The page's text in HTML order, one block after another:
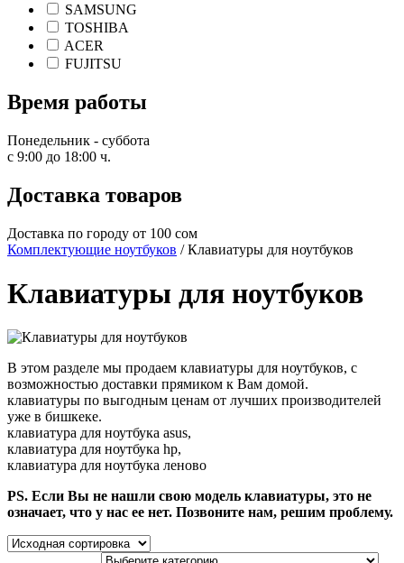
SAMSUNG
TOSHIBA
ACER
FUJITSU
Время работы
Понедельник - суббота
с 9:00 до 18:00 ч.
Доставка товаров
Доставка по городу от 100 сом
Комплектующие ноутбуков / Клавиатуры для ноутбуков
Клавиатуры для ноутбуков
В этом разделе мы продаем клавиатуры для ноутбуков, c
возможностью доставки прямиком к Вам домой.
клавиатуры по выгодным ценам от лучших производителей
уже в бишкеке.
клавиатура для ноутбука asus,
клавиатура для ноутбука hp,
клавиатура для ноутбука леново
PS. Если Вы не нашли свою модель клавиатуры, это не
означает, что у нас ее нет. Позвоните нам, решим проблему.